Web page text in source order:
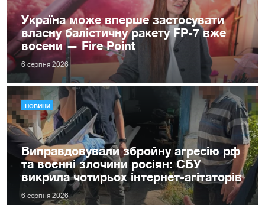
Україна може вперше застосувати
власну балістичну ракету FP-7 вже
восени — Fire Point
6 серпня 2026
НОВИНИ
Виправдовували збройну агресію рф
та воєнні злочини росіян: СБУ
викрила чотирьох інтернет-агітаторів
6 серпня 2026